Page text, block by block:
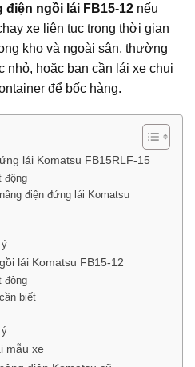
điện ngồi lái FB15-12 nếu
xe liên tục trong thời gian
kho và ngoài sân, thường
nhỏ, hoặc bạn cần lái xe chui
để bốc hàng.
lái Komatsu FB15RLF-15
động
điện đứng lái Komatsu
lái Komatsu FB15-12
động
biết
mẫu xe